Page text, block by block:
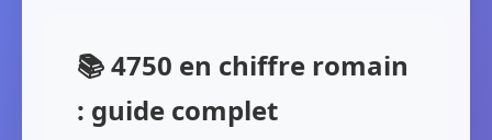
📚 4750 en chiffre romain
: guide complet